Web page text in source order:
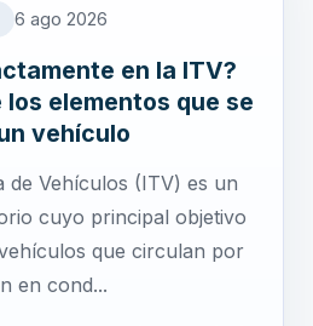
6 ago 2026
en la ITV?
elementos que se
vehículo
de Vehículos (ITV) es un
cuyo principal objetivo
que circulan por
en cond...